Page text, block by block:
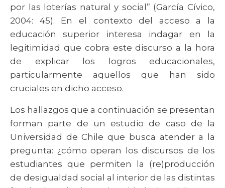
por las loterías natural y social” (García Cívico,
2004: 45). En el contexto del acceso a la
educación superior interesa indagar en la
legitimidad que cobra este discurso a la hora
de explicar los logros educacionales,
particularmente aquellos que han sido
cruciales en dicho acceso.
Los hallazgos que a continuación se presentan
forman parte de un estudio de caso de la
Universidad de Chile que busca atender a la
pregunta: ¿cómo operan los discursos de los
estudiantes que permiten la (re)producción
de desigualdad social al interior de las distintas